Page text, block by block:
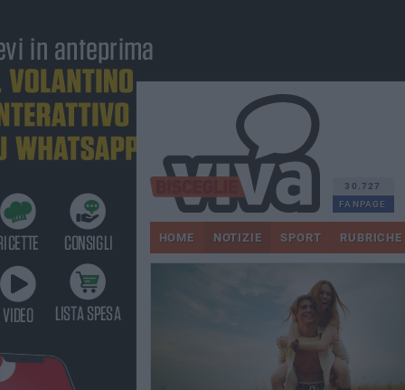
30.727
FANPAGE
HOME NOTIZIE SPORT RUBRICHE